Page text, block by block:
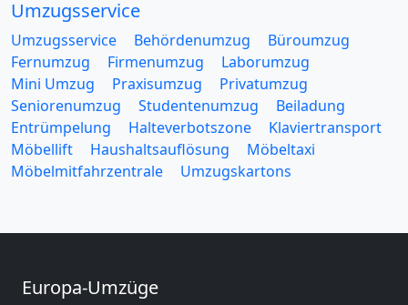
Umzugsservice
Umzugsservice Behördenumzug
Büroumzug
Fernumzug
Firmenumzug
Laborumzug
Mini Umzug
Praxisumzug
Privatumzug
Seniorenumzug
Studentenumzug
Beiladung
Entrümpelung
Halteverbotszone
Klaviertransport
Möbellift
Haushaltsauflösung
Möbeltaxi
Möbelmitfahrzentrale
Umzugskartons
Europa-Umzüge